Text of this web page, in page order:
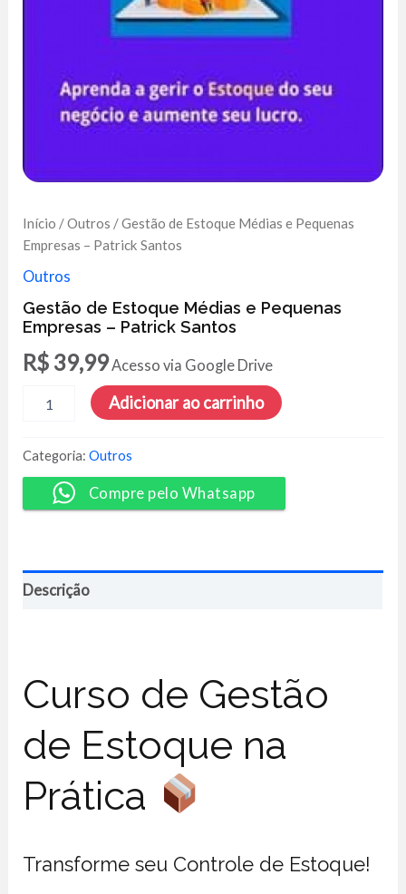
Início /Outros / Gestão de Estoque Médias e Pequenas
Empresas – Patrick Santos
Outros
Gestão de Estoque Médias e Pequenas
Empresas – Patrick Santos
R$ 39,99Acesso via Google Drive
Médias
e
Pequenas
Empresas
quantidade
Adicionar ao carrinho
Categoria:Outros
Compre pelo Whatsapp
Descrição
Curso de Gestão
de Estoque na
Prática
Transforme seu Controle de Estoque!